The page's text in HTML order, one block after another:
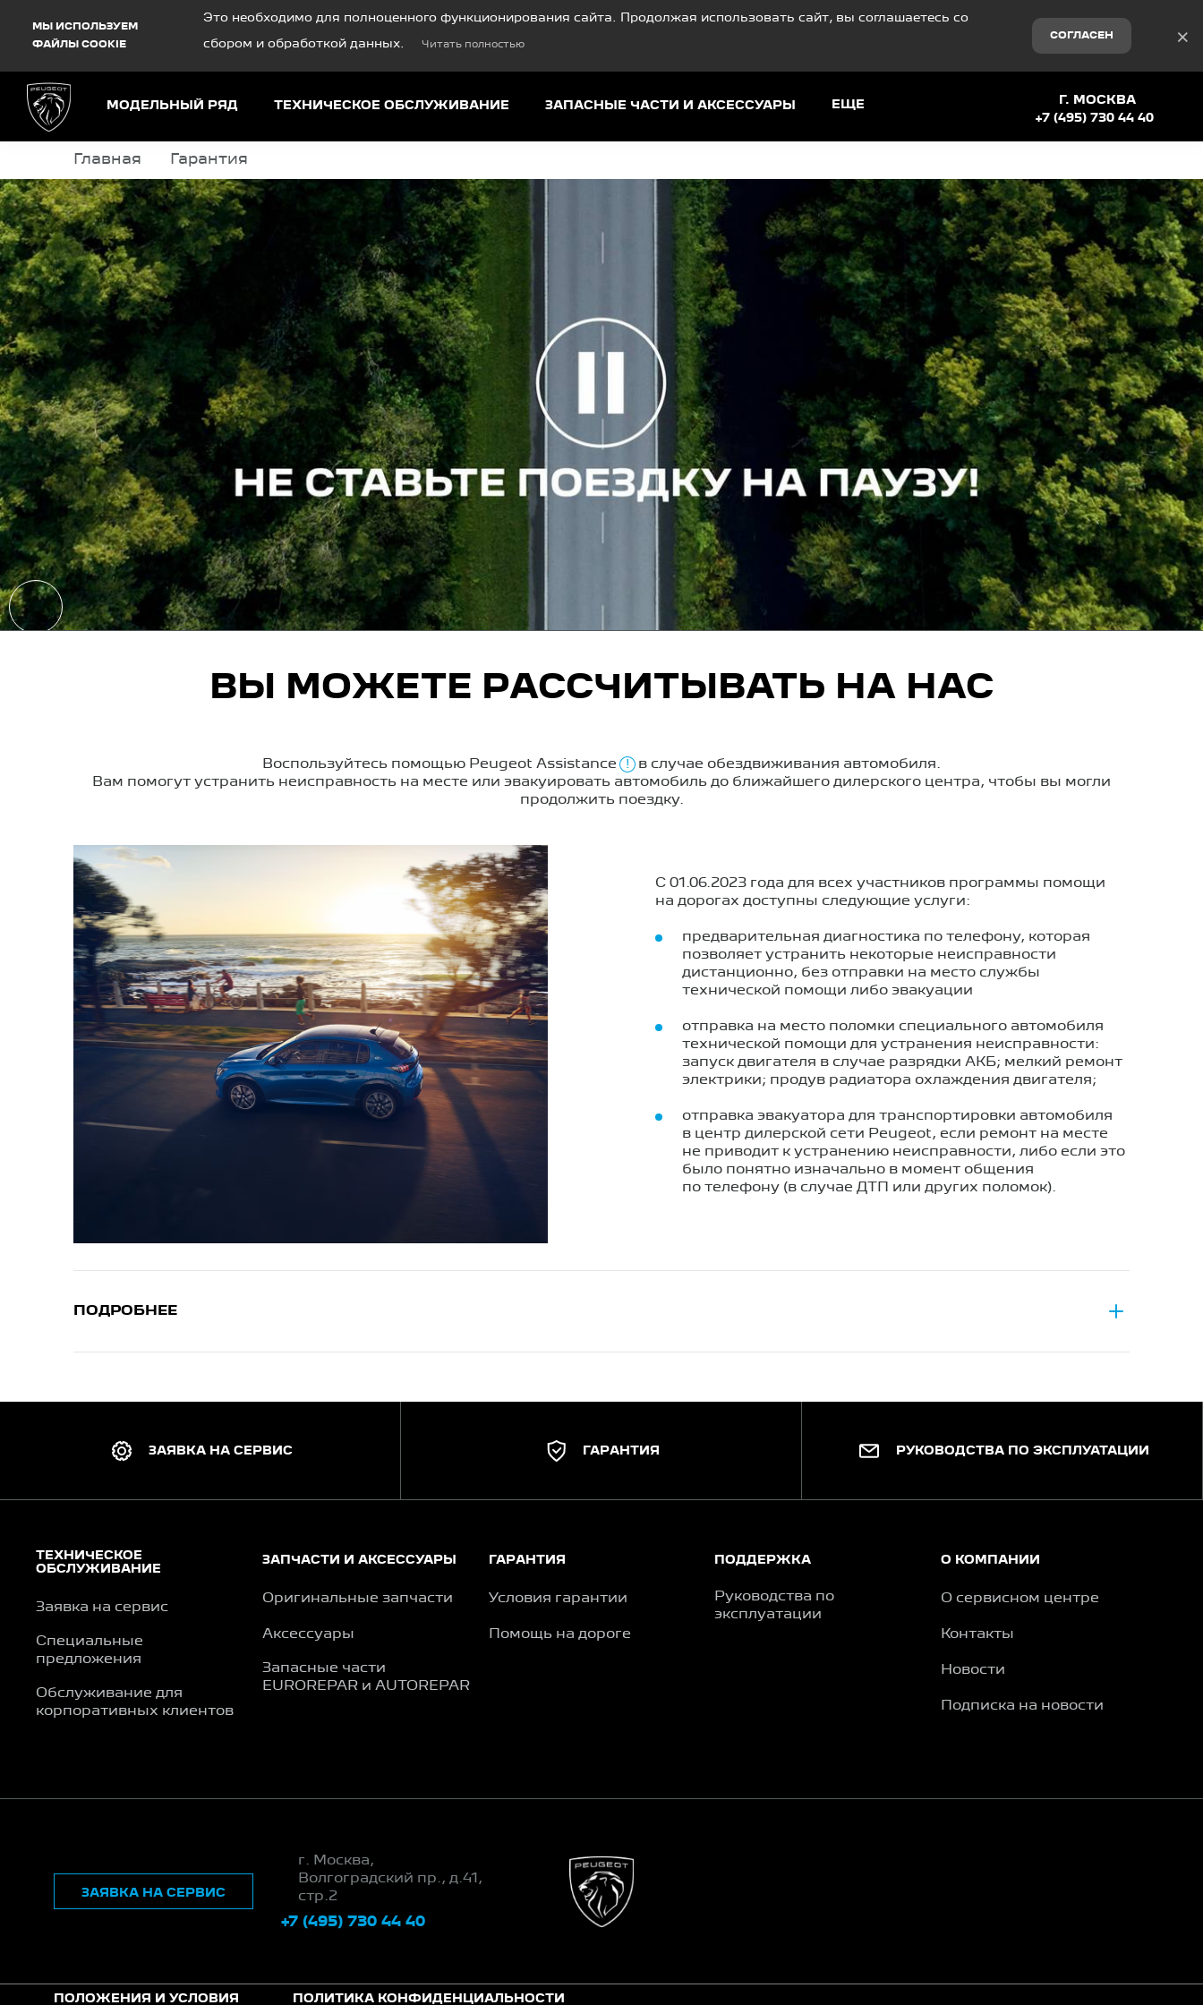
МЫ ИСПОЛЬЗУЕМ
ФАЙЛЫ COOKIE
Это необходимо для полноценного функционирования сайта. Продолжая использовать сайт, вы соглашаетесь со
сбором и обработкой данных. Читать полностью
СОГЛАСЕН ×
МОДЕЛЬНЫЙ РЯД ТЕХНИЧЕСКОЕ ОБСЛУЖИВАНИЕ ЗАПАСНЫЕ ЧАСТИ И АКСЕССУАРЫ ЕЩЕ
Г. МОСКВА
+7 (495) 730 44 40
Главная Гарантия
ВЫ МОЖЕТЕ РАССЧИТЫВАТЬ НА НАС
Воспользуйтесь помощью Peugeot Assistance ! в случае обездвиживания автомобиля.
Вам помогут устранить неисправность на месте или эвакуировать автомобиль до ближайшего дилерского центра, чтобы вы могли
продолжить поездку.
С 01.06.2023 года для всех участников программы помощи
на дорогах доступны следующие услуги:
предварительная диагностика по телефону, которая
позволяет устранить некоторые неисправности
дистанционно, без отправки на место службы
технической помощи либо эвакуации
отправка на место поломки специального автомобиля
технической помощи для устранения неисправности:
запуск двигателя в случае разрядки АКБ; мелкий ремонт
электрики; продув радиатора охлаждения двигателя;
отправка эвакуатора для транспортировки автомобиля
в центр дилерской сети Peugeot, если ремонт на месте
не приводит к устранению неисправности, либо если это
было понятно изначально в момент общения
по телефону (в случае ДТП или других поломок).
ПОДРОБНЕЕ
ЗАЯВКА НА СЕРВИС ГАРАНТИЯ РУКОВОДСТВА ПО ЭКСПЛУАТАЦИИ
ТЕХНИЧЕСКОЕ
ОБСЛУЖИВАНИЕ
Заявка на сервис
Специальные
предложения
Обслуживание для
корпоративных клиентов
ЗАПЧАСТИ И АКСЕССУАРЫ
Оригинальные запчасти
Аксессуары
Запасные части
EUROREPAR и AUTOREPAR
ГАРАНТИЯ
Условия гарантии
Помощь на дороге
ПОДДЕРЖКА
Руководства по
эксплуатации
О КОМПАНИИ
О сервисном центре
Контакты
Новости
Подписка на новости
г. Москва,
Волгоградский пр., д.41,
стр.2
+7 (495) 730 44 40
ЗАЯВКА НА СЕРВИС
ПОЛОЖЕНИЯ И УСЛОВИЯ ПОЛИТИКА КОНФИДЕНЦИАЛЬНОСТИ